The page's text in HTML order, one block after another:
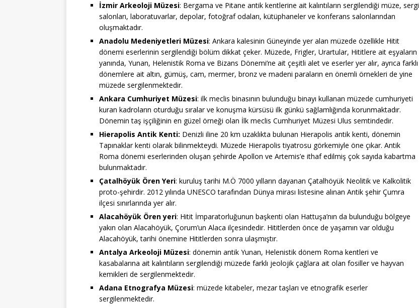
İzmir Arkeoloji Müzesi: Bergama ve Pitane antik kentlerine ait kalıntıların sergilendiği müze, sergi
salonları, laboratuvarlar, depolar, fotoğraf odaları, kütüphaneler ve konferans salonlarından
oluşmaktadır.
Anadolu Medeniyetleri Müzesi: Ankara kalesinin Güneyinde yer alan müzede özellikle Hitit
dönemi eserlerinin sergilendiği bölüm dikkat çeker. Müzede, Frigler, Urartular, Hititlere ait eşyaların
yanında, Yunan, Helenistik Roma ve Bizans Dönemi’ne ait çeşitli alet ve eserler yer alır, ayrıca farklı
dönemlere ait altın, gümüş, cam, mermer, bronz ve madeni paraların en önemli örnekleri de yine
müzede sergilenmektedir.
Ankara Cumhuriyet Müzesi: ilk meclis binasının bulunduğu binayı kullanan müzede cumhuriyeti
kuran kadroların oturduğu sıralar ve konuşma kürsüsü ilk günkü sağlamlığında korunmaktadır.
Dönemin taş işçiliğinin en güzel örneği olan İlk meclis Cumhuriyet Müzesi Ulus semtindedir.
Hierapolis Antik Kenti: Denizli iline 20 km uzaklıkta bulunan Hierapolis antik kenti, dönemin
Tapınaklar kenti olarak bilinmekteydi. Müzede Hierapolis tiyatrosu görkemiyle öne çıkar. Antik
Roma dönemi eserlerinden oluşan şehirde Apollon ve Artemis’e ithaf edilmiş çok sayıda kabartma
bulunmaktadır.
Çatalhöyük Ören Yeri: kuruluş tarihi M.Ö 7000 yılların dayanan Çatalhöyük Neolitik ve Kalkolitik
proto-şehirdir. 2012 yılında UNESCO tarafından Dünya mirası listesine alınan Antik şehir Çumra
ilçesi sınırlarında yer alır.
Alacahöyük Ören yeri: Hitit İmparatorluğunun başkenti olan Hattuşa’nın da bulunduğu bölgeye
yakın olan Alacahöyük, Çorum’un Alaca ilçesindedir. Hititlerden önce de yaşamın var olduğu
Alacahöyük, tarihi önemine Hititlerden sonra ulaşmıştır.
Antalya Arkeoloji Müzesi: dönemin antik Yunan, Helenistik dönem Roma kentleri ve
kasabalarına ait kalıntıların sergilendiği müzede farklı jeolojik çağlara ait olan fosiller ve hayvan
kemikleri de sergilenmektedir.
Adana Etnografya Müzesi: müzede kitabeler, mezar taşları ve etnografik eserler
sergilenmektedir.